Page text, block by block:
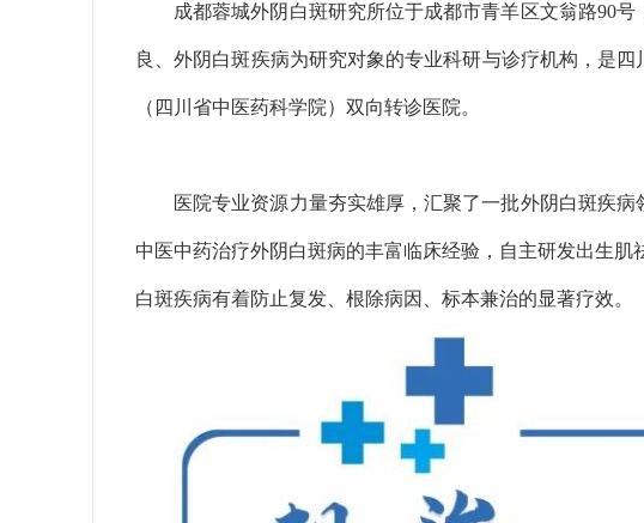
成都蓉城外阴白斑研究所位于成都市青羊区文翁路90
良、外阴白斑疾病为研究对象的专业科研与诊疗机构，是
（四川省中医药科学院）双向转诊医院。
医院专业资源力量夯实雄厚，汇聚了一批外阴白斑疾
中医中药治疗外阴白斑病的丰富临床经验，自主研发出生肌
白斑疾病有着防止复发、根除病因、标本兼治的显著疗效。